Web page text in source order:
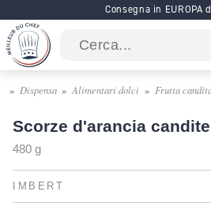
Consegna in EUROPA
Dispensa Alimentari dolci Frutta
Scorze d'arancia
480 g
IMBERT